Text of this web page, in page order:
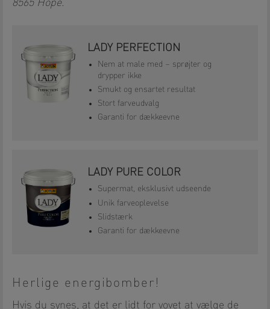
8565 Hope.
LADY PERFECTION
Nem at male med – sprøjter og
drypper ikke
Smukt og ensartet resultat
Stort farveudvalg
Garanti for dækkeevne
LADY PURE COLOR
Supermat, eksklusivt udseende
Unik farveoplevelse
Slidstærk
Garanti for dækkeevne
Herlige energibomber!
Hvis du synes, at det er lidt for vovet at vælge de